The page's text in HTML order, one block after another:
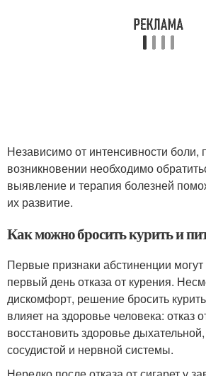
Независимо от интенсивности боли,
возникновении необходимо
выявление и терапия болезней
их развитие.
Как можно бросить курить и
Первые признаки абстиненции могут
первый день отказа от курения.
дискомфорт, решение бросить
влияет на здоровье человека: отказ
восстановить здоровье
сосудистой и нервной системы.